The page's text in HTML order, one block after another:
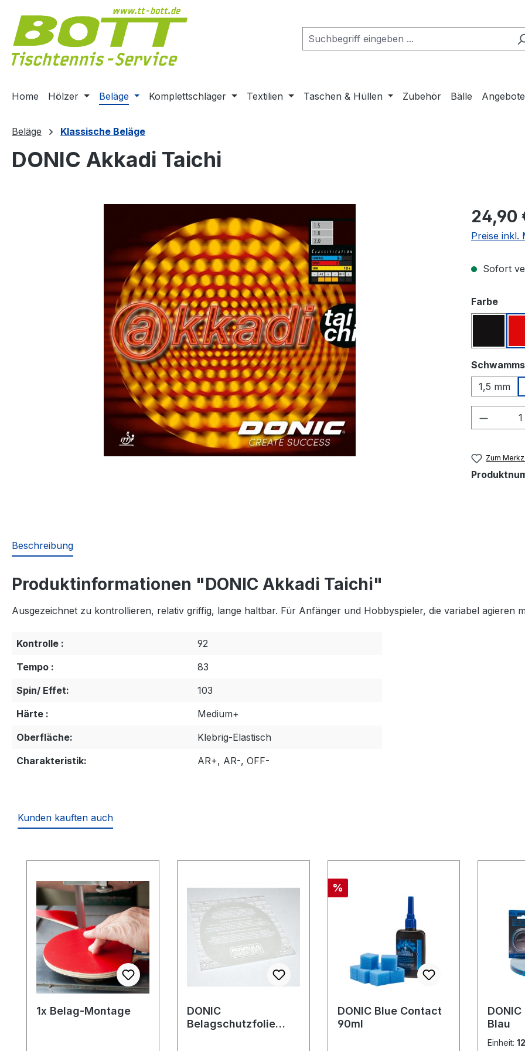
Hauptinhalt springen
Zur Suche springen
Zur Hauptnavigation springen
Home Hölzer Beläge Komplettschläger Textilien Taschen & Hüllen Zubehör Bälle Angebote
Beläge Klassische Beläge
DONIC Akkadi Taichi
Regulärer
24,90
Preise inkl.
Sofort
Farbe
1,5 mm
Zum
Beschreibung
Produktinformationen "DONIC Akkadi Taichi"
Ausgezeichnet zu kontrollieren, relativ griffig, lange haltbar. Für Anfänger und Hobbyspieler, die variabel agieren
Kontrolle :
92
Tempo :
83
Spin/ Effet:
103
Härte :
Medium+
Oberfläche:
Klebrig-Elastisch
Charakteristik:
AR+, AR-, OFF-
Kunden kauften auch
1x Belag-Montage
DONIC
Belagschutzfolie
Rabatt
%
DONIC Blue Contact
90ml
Blau
Einheit: